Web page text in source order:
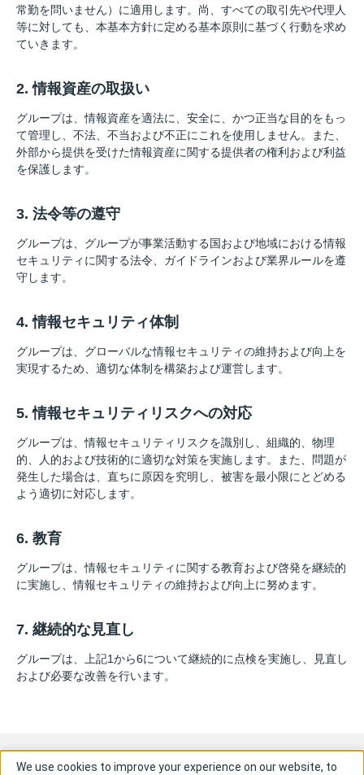
常勤を問いません）に適用します。尚、すべての取引先や代理人
等に対しても、本基本方針に定める基本原則に基づく行動を求め
ていきます。
2. 情報資産の取扱い
グループは、情報資産を適法に、安全に、かつ正当な目的をもっ
て管理し、不法、不当および不正にこれを使用しません。また、
外部から提供を受けた情報資産に関する提供者の権利および利益
を保護します。
3. 法令等の遵守
グループは、グループが事業活動する国および地域における情報
セキュリティに関する法令、ガイドラインおよび業界ルールを遵
守します。
4. 情報セキュリティ体制
グループは、グローバルな情報セキュリティの維持および向上を
実現するため、適切な体制を構築および運営します。
5. 情報セキュリティリスクへの対応
グループは、情報セキュリティリスクを識別し、組織的、物理
的、人的および技術的に適切な対策を実施します。また、問題が
発⽣した場合は、直ちに原因を究明し、被害を最小限にとどめる
よう適切に対応します。
6. 教育
グループは、情報セキュリティに関する教育および啓発を継続的
に実施し、情報セキュリティの維持および向上に努めます。
7. 継続的な見直し
グループは、上記1から6について継続的に点検を実施し、見直し
および必要な改善を行います。
We use cookies to improve your experience on our website, to